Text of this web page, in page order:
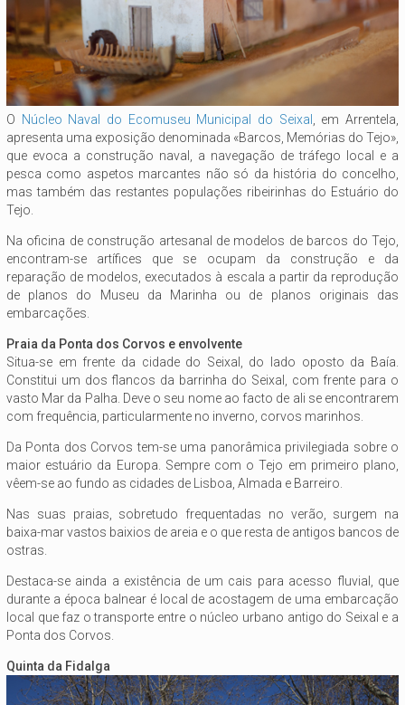
O Núcleo Naval do Ecomuseu Municipal do Seixal , em Arrentela,
apresenta uma exposição denominada «Barcos, Memórias do Tejo»,
que evoca a construção naval, a navegação de tráfego local e a
pesca como aspetos marcantes não só da história do concelho,
mas também das restantes populações ribeirinhas do Estuário do
Tejo.
Na oficina de construção artesanal de modelos de barcos do Tejo,
encontram-se artífices que se ocupam da construção e da
reparação de modelos, executados à escala a partir da reprodução
de planos do Museu da Marinha ou de planos originais das
embarcações.
Praia da Ponta dos Corvos e envolvente
Situa-se em frente da cidade do Seixal, do lado oposto da Baía.
Constitui um dos flancos da barrinha do Seixal, com frente para o
vasto Mar da Palha. Deve o seu nome ao facto de ali se encontrarem
com frequência, particularmente no inverno, corvos marinhos.
Da Ponta dos Corvos tem-se uma panorâmica privilegiada sobre o
maior estuário da Europa. Sempre com o Tejo em primeiro plano,
vêem-se ao fundo as cidades de Lisboa, Almada e Barreiro.
Nas suas praias, sobretudo frequentadas no verão, surgem na
baixa-mar vastos baixios de areia e o que resta de antigos bancos de
ostras.
Destaca-se ainda a existência de um cais para acesso fluvial, que
durante a época balnear é local de acostagem de uma embarcação
local que faz o transporte entre o núcleo urbano antigo do Seixal e a
Ponta dos Corvos.
Quinta da Fidalga